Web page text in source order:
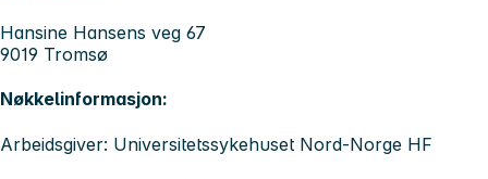
Hansine Hansens veg 67
9019 Tromsø
Nøkkelinformasjon:
Arbeidsgiver: Universitetssykehuset Nord-Norge HF